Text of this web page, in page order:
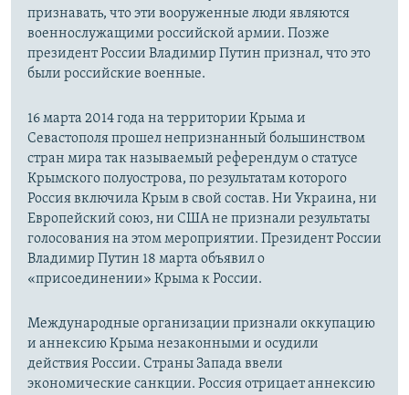
признавать, что эти вооруженные люди являются
военнослужащими российской армии. Позже
президент России Владимир Путин признал, что это
были российские военные.
16 марта 2014 года на территории Крыма и
Севастополя прошел непризнанный большинством
стран мира так называемый референдум о статусе
Крымского полуострова, по результатам которого
Россия включила Крым в свой состав. Ни Украина, ни
Европейский союз, ни США не признали результаты
голосования на этом мероприятии. Президент России
Владимир Путин 18 марта объявил о
«присоединении» Крыма к России.
Международные организации признали оккупацию
и аннексию Крыма незаконными и осудили
действия России. Страны Запада ввели
экономические санкции. Россия отрицает аннексию